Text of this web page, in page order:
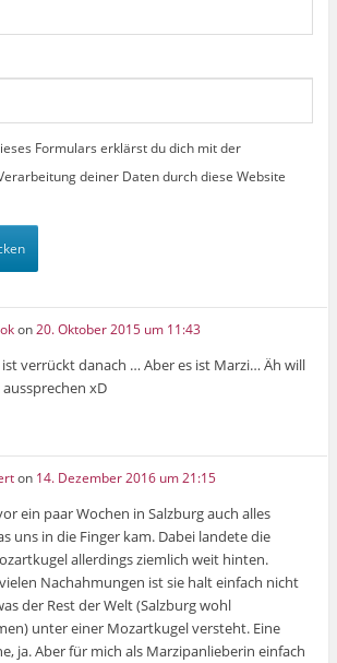
Formulars erklärst du dich mit der
deiner Daten durch diese Website
on20. Oktober 2015 um 11:43
verrückt danach … Aber es ist Marzi… Äh will
xD
on 14. Dezember 2016 um 21:15
ein paar Wochen in Salzburg auch alles
uns in die Finger kam. Dabei landete die
allerdings ziemlich weit hinten.
Nachahmungen ist sie halt einfach nicht
der Rest der Welt (Salzburg wohl
unter einer Mozartkugel versteht. Eine
ja. Aber für mich als Marzipanlieberin einfach